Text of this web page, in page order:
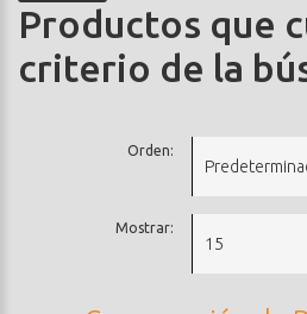
Productos que
criterio de la
Orden:
Mostrar:
15